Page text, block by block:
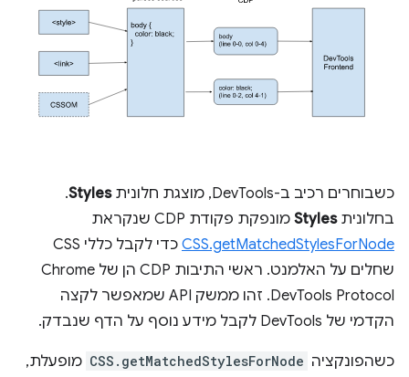
כשבוחרים רכיב ב-DevTools, מוצגת חלונית Styles
.
בחלוניתStyles מונפקת פקודת CDP שנקראת
CSS.getMatchedStylesForNode
כדי לקבל כללי CSS
שחלים על האלמנט. ראשי התיבות CDP הן של Chrome
DevTools Protocol. זהו ממשק API שמאפשר לקצה
הקדמי של DevTools לקבל מידע נוסף על הדף שנבדק.
כשהפונקציה CSS.getMatchedStylesForNode מופעלת,